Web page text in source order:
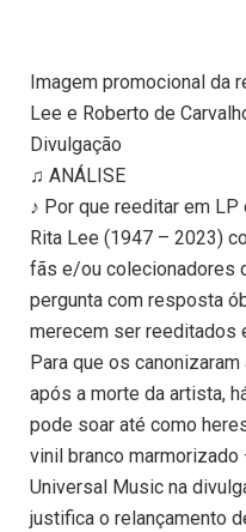
Imagem promocional da
Lee e Roberto de
Divulgação
♫ ANÁLISE
♪ Por que reeditar em
Rita Lee (1947 – 2023)
fãs e/ou colecionadores
pergunta com resposta
merecem ser reeditados
Para que os
após a morte da artista,
pode soar até como
vinil branco
Universal Music na
justifica o relançamento